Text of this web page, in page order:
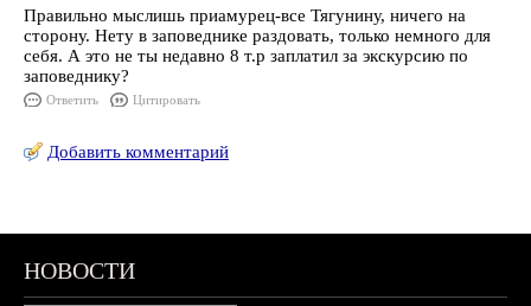
Правильно мыслишь приамурец-все Тягунину, ничего на
сторону. Нету в заповеднике раздовать, только немного для
себя. А это не ты недавно 8 т.р заплатил за экскурсию по
заповеднику?
Ответить Цитировать
Добавить комментарий
НОВОСТИ